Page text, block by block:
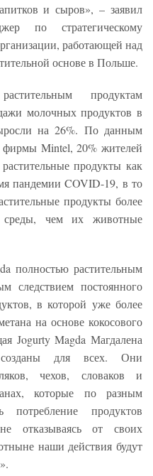
и сыров», – заявил
по стратегическому
работающей над
основе в Польше.
продуктам
молочных продуктов в
на 26%. По данным
фирмы Mintel, 20% жителей
продукты как
пандемии COVID-19, в то
продукты более
среды, чем их животные
полностью растительным
следствием постоянного
в которой уже более
на основе кокосового
Jogurty Magda Магдалена
для всех. Они
чехов, словаков и
которые по разным
потребление продуктов
отказываясь от своих
наши действия будут